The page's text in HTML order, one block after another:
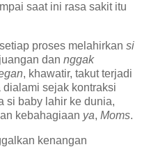
saat ini rasa sakit itu
proses melahirkan si
dan nggak
, khawatir, takut terjadi
sejak kontraksi
si baby lahir ke dunia,
kebahagiaan ya, Moms.
kenangan